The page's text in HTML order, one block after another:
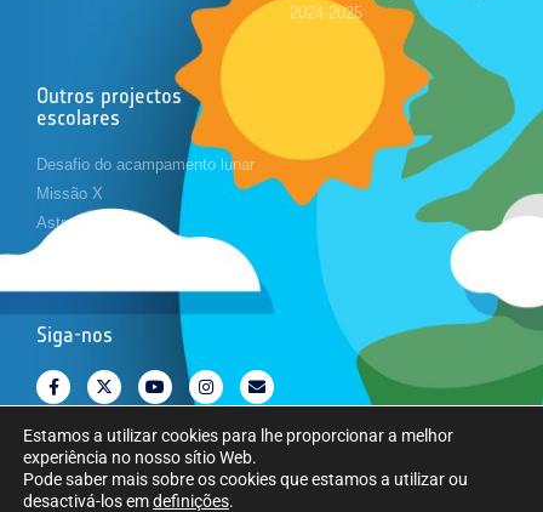
2024-2025
Outros projectos
escolares
Desafio do acampamento lunar
Missão X
Astropi
Cansat
Siga-nos
Copyright © Agência Espacial Europeia. Todos os direitos reservados.
Estamos a utilizar cookies para lhe proporcionar a melhor
experiência no nosso sítio Web.
Pode saber mais sobre os cookies que estamos a utilizar ou
desactivá-los emdefinições.